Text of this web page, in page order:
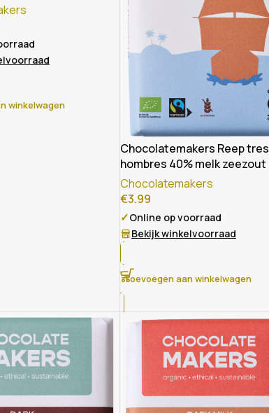
winkelwagen
Chocolatemakers Reep tres
hombres 40% melk zeezout
fairtrade bio
Chocolatemakers
€3.99
✓Online op voorraad
Bekijk winkelvoorraad
Toevoegen aan winkelwagen